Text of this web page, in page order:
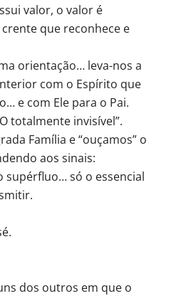
valor, o valor é
que reconhece e
orientação… leva-nos a
com o Espírito que
e com Ele para o Pai.
totalmente invisível”.
Família e “ouçamos” o
aos sinais:
supérfluo… só o essencial
dos outros em que o